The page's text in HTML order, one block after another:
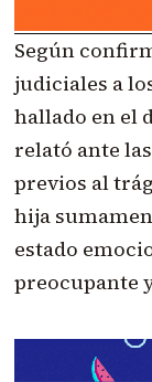
Según
judiciales a
hallado en el
relató ante
previos al
hija
estado
preocupante